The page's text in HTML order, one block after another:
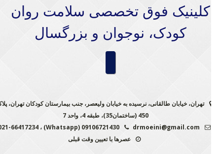
کلینیک فوق تخصصی سلامت روان
کودک، نوجوان و بزرگسال
تهران، خیابان طالقانی، نرسیده به خیابان ولیعصر، جنب بیمارستان کودکان تهران، پلاک
450 (ساختمان35)، طبقه 4، واحد 7
drmoeini@gmail.com
09106721430 (Whatsapp) ، 021-66417234
عصرها با تعیین وقت قبلی